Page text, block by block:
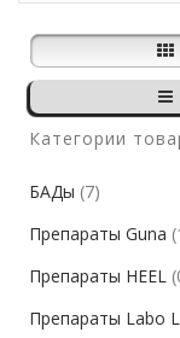
Категории
БАДы (7)
Препараты Guna
Препараты HEEL
Препараты Labo